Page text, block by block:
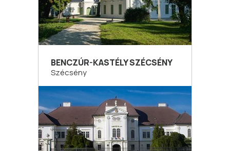
BENCZÚR-KASTÉLY SZÉCSÉNY
Szécsény